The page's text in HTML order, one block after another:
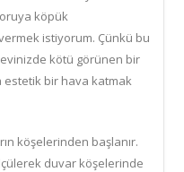
köpük
istiyorum. Çünkü bu
kötü görünen bir
estetik bir hava katmak
köşelerinden başlanır.
duvar köşelerinde